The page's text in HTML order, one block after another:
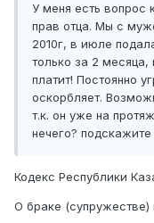
У меня есть вопрос
прав отца. Мы с
2010г, в июле
только за 2 месяца,
платит! Постоянно
оскорбляет.
т.к. он уже на
нечего?
Кодекс Республики
О браке (супружестве)